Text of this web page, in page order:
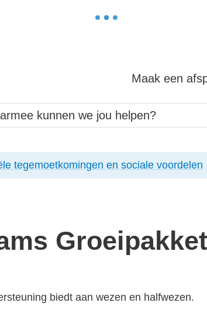
Maak een
kunnen we jou helpen?
tegemoetkomingen en sociale voordelen
biedt aan wezen en halfwezen.